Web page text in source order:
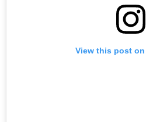
View this post